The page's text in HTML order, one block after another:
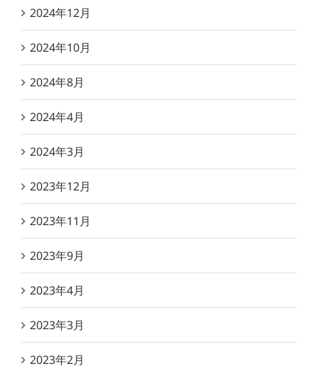
2024年12月
2024年10月
2024年8月
2024年4月
2024年3月
2023年12月
2023年11月
2023年9月
2023年4月
2023年3月
2023年2月